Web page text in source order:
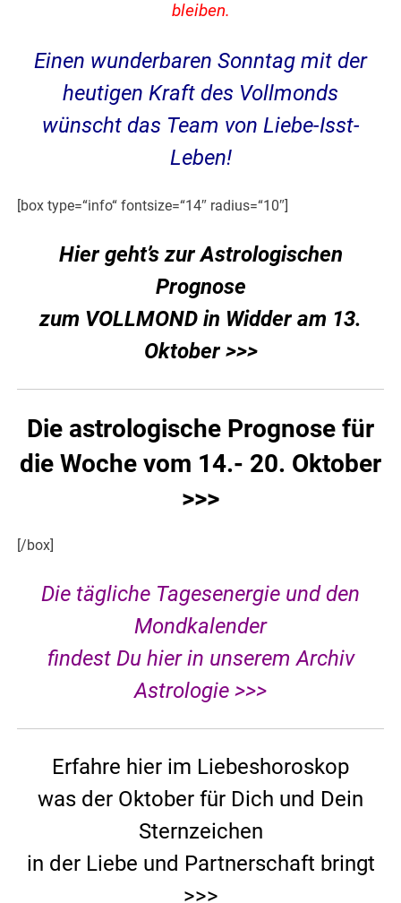
bleiben.
Einen wunderbaren Sonntag mit der
heutigen Kraft des Vollmonds
wünscht das Team von Liebe-Isst-
Leben!
[box type=“info“ fontsize=“14″ radius=“10″]
Hier geht’s zur Astrologischen
Prognose
zum VOLLMOND in Widder am 13.
Oktober >>>
Die astrologische Prognose für
die Woche vom 14.- 20. Oktober
>>>
[/box]
Die tägliche Tagesenergie und den
Mondkalender
findest Du hier in unserem Archiv
Astrologie >>>
Erfahre hier im Liebeshoroskop
was der Oktober für Dich und Dein
Sternzeichen
in der Liebe und Partnerschaft bringt
>>>